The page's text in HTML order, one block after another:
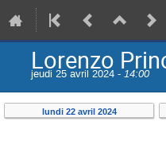
Lorenzo
jeudi 25 avril 2024 - 14:00
lundi 22 avril 2024